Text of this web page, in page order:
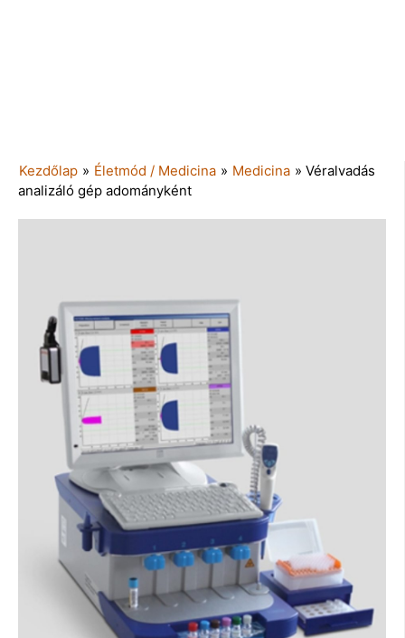
Kezdőlap » Életmód / Medicina » Medicina » Véralvadás
analizáló gép adományként